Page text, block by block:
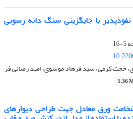
با جایگزینی سنگ دانه رسوبی
5-16
حجت کرمی، سید فرهاد موسوی، امید رضائی فر
1.36
ورق معادل جهت طراحی دیوارهای